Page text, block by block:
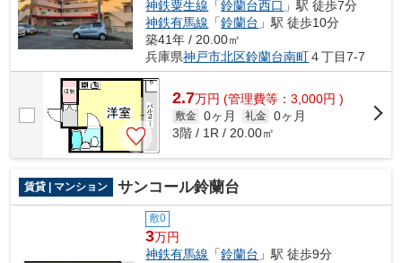
神鉄粟生線 「鈴蘭台西口 」駅 徒歩7分
神鉄有馬線 「鈴蘭台 」駅 徒歩10分
築41年 / 20.00㎡
兵庫県神戸市北区鈴蘭台南町４丁目7-7
2.7万円 (管理費等：3,000円 )
敷金 0ヶ月 礼金 0ヶ月
3階 / 1R / 20.00㎡
賃貸 | マンション サンコール鈴蘭台
敷0
3万円
神鉄有馬線 「鈴蘭台 」駅 徒歩9分